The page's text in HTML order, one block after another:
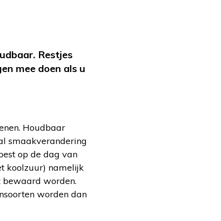
Restjes
mee doen als u
Houdbaar
smaakverandering
op de dag van
koolzuur) namelijk
bewaard worden.
worden dan